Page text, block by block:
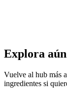
Explora
Vuelve al hub más
ingredientes si